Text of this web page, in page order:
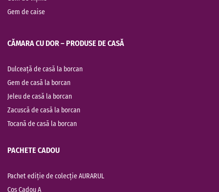
Gem de caise
CĂMARA CU DOR – PRODUSE DE CASĂ
Dulceață de casă la borcan
Gem de casă la borcan
Jeleu de casă la borcan
Zacuscă de casă la borcan
Tocană de casă la borcan
PACHETE CADOU
Pachet ediție de colecție AURARUL
Coș Cadou A